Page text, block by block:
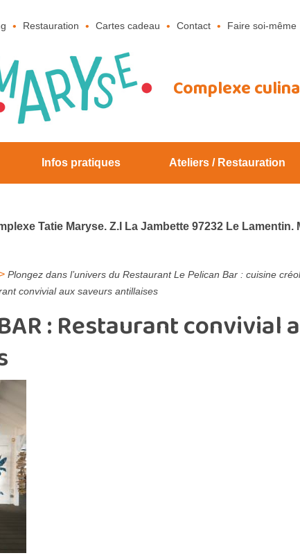
Restauration Cartes cadeau Contact Faire soi-même
Complexe
Infos pratiques Ateliers / Restauration
Tatie Maryse. Z.I La Jambette 97232 Le Lamentin.
Plongez dans l’univers du Restaurant Le Pelican Bar : cuisine
convivial aux saveurs antillaises
: Restaurant convivial